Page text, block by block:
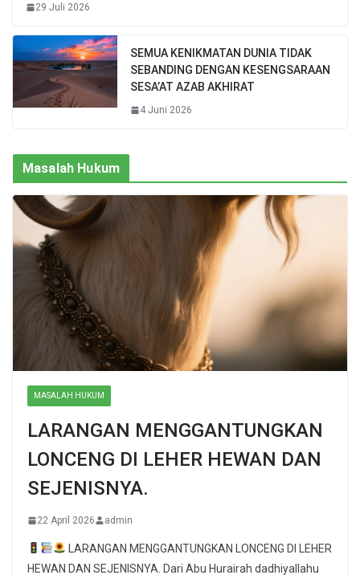
29 Juli 2026
SEMUA KENIKMATAN DUNIA TIDAK
SEBANDING DENGAN KESENGSARAAN
SESA’AT AZAB AKHIRAT
4 Juni 2026
Masalah Hukum
MASALAH HUKUM
LARANGAN MENGGANTUNGKAN
LONCENG DI LEHER HEWAN DAN
SEJENISNYA.
22 April 2026 admin
LARANGAN MENGGANTUNGKAN LONCENG DI LEHER
HEWAN DAN SEJENISNYA. Dari Abu Hurairah dadhiyallahu